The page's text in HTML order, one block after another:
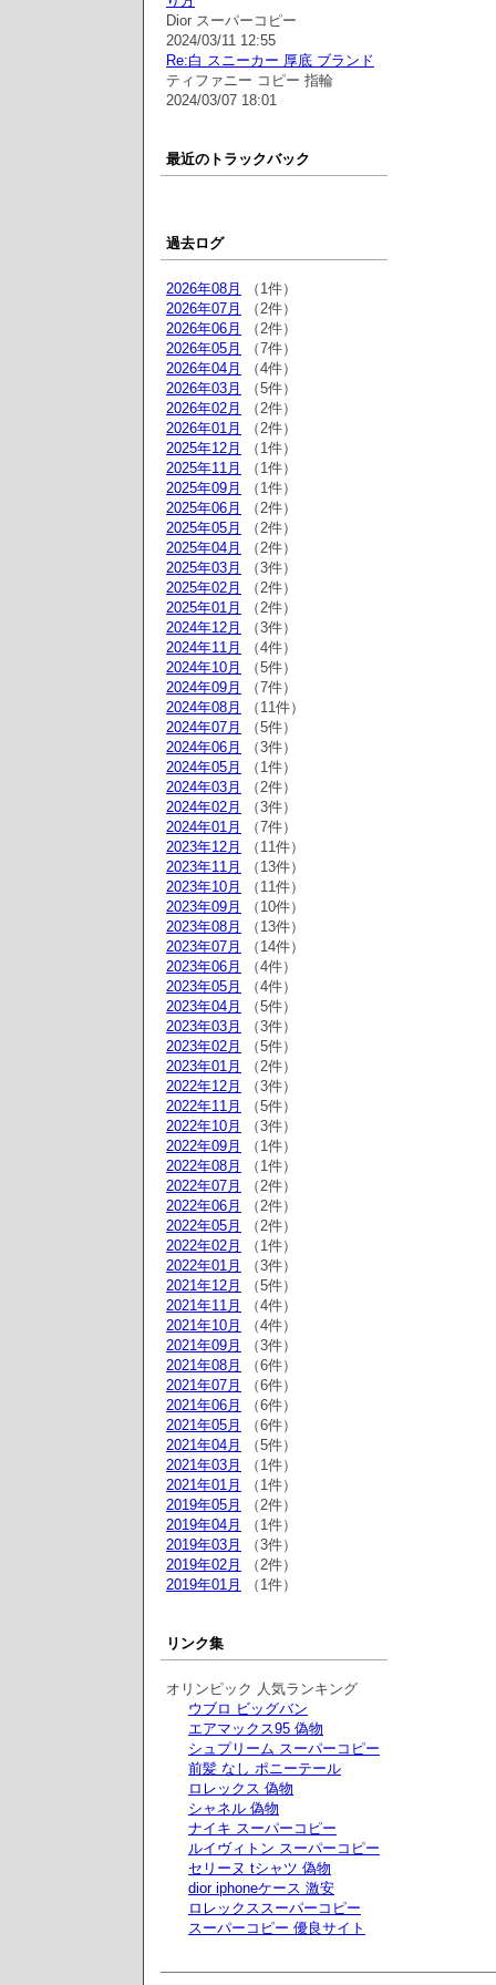
Dior スーパーコピー
2024/03/11 12:55
Re:白 スニーカー 厚底 ブランド
ティファニー コピー 指輪
2024/03/07 18:01
最近のトラックバック
過去ログ
2026年08月
（1件）
2026年07月
（2件）
2026年06月
（2件）
2026年05月
（7件）
2026年04月
（4件）
2026年03月
（5件）
2026年02月
（2件）
2026年01月
（2件）
2025年12月
（1件）
2025年11月
（1件）
2025年09月
（1件）
2025年06月
（2件）
2025年05月
（2件）
2025年04月
（2件）
2025年03月
（3件）
2025年02月
（2件）
2025年01月
（2件）
2024年12月
（3件）
2024年11月
（4件）
2024年10月
（5件）
2024年09月
（7件）
2024年08月
（11件）
2024年07月
（5件）
2024年06月
（3件）
2024年05月
（1件）
2024年03月
（2件）
2024年02月
（3件）
2024年01月
（7件）
2023年12月
（11件）
2023年11月
（13件）
2023年10月
（11件）
2023年09月
（10件）
2023年08月
（13件）
2023年07月
（14件）
2023年06月
（4件）
2023年05月
（4件）
2023年04月
（5件）
2023年03月
（3件）
2023年02月
（5件）
2023年01月
（2件）
2022年12月
（3件）
2022年11月
（5件）
2022年10月
（3件）
2022年09月
（1件）
2022年08月
（1件）
2022年07月
（2件）
2022年06月
（2件）
2022年05月
（2件）
2022年02月
（1件）
2022年01月
（3件）
2021年12月
（5件）
2021年11月
（4件）
2021年10月
（4件）
2021年09月
（3件）
2021年08月
（6件）
2021年07月
（6件）
2021年06月
（6件）
2021年05月
（6件）
2021年04月
（5件）
2021年03月
（1件）
2021年01月
（1件）
2019年05月
（2件）
2019年04月
（1件）
2019年03月
（3件）
2019年02月
（2件）
2019年01月
（1件）
リンク集
オリンピック 人気ランキング
ウブロ ビッグバン
エアマックス95 偽物
シュプリーム スーパーコピー
前髪 なし ポニーテール
ロレックス 偽物
シャネル 偽物
ナイキ スーパーコピー
ルイヴィトン スーパーコピー
セリーヌ tシャツ 偽物
dior iphoneケース 激安
ロレックススーパーコピー
スーパーコピー 優良サイト